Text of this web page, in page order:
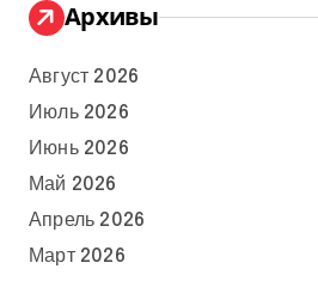
Архивы
Август 2026
Июль 2026
Июнь 2026
Май 2026
Апрель 2026
Март 2026